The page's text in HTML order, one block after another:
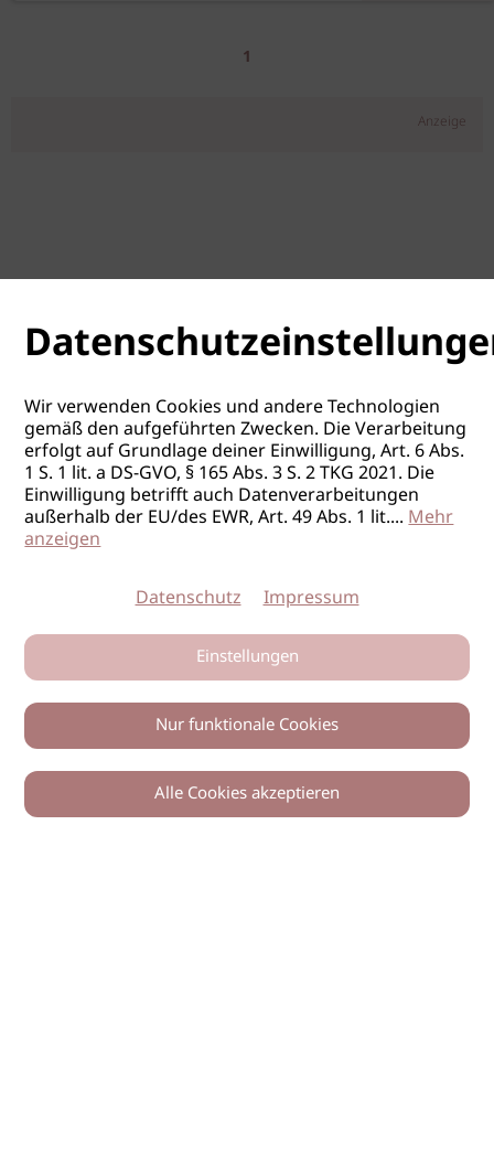
1
Anzeige
Wir verwenden Cookies und andere Technologien
gemäß den aufgeführten Zwecken. Die Verarbeitung
erfolgt auf Grundlage deiner Einwilligung, Art. 6 Abs.
1 S. 1 lit. a DS-GVO, § 165 Abs. 3 S. 2 TKG 2021. Die
Einwilligung betrifft auch Datenverarbeitungen
außerhalb der EU/des EWR, Art. 49 Abs. 1 lit....Mehr
anzeigen
Datenschutz Impressum
Einstellungen
Nur funktionale Cookies
Alle Cookies akzeptieren